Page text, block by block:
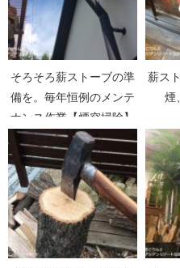
そろそろ薪ストーブの準
備を。毎年恒例のメンテ
ナンス作業【煙突掃除】
薪ス
煙